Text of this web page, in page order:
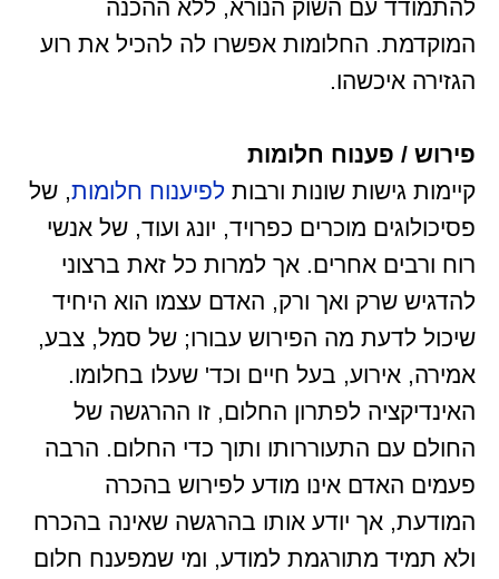
להתמודד עם השוק הנורא, ללא ההכנה
המוקדמת. החלומות אפשרו לה להכיל את רוע
הגזירה איכשהו.
פירוש / פענוח חלומות
קיימות גישות שונות ורבות לפיענוח חלומות, של
פסיכולוגים מוכרים כפרויד, יונג ועוד, של אנשי
רוח ורבים אחרים. אך למרות כל זאת ברצוני
להדגיש שרק ואך ורק, האדם עצמו הוא היחיד
שיכול לדעת מה הפירוש עבורו; של סמל, צבע,
אמירה, אירוע, בעל חיים וכד' שעלו בחלומו.
האינדיקציה לפתרון החלום, זו ההרגשה של
החולם עם התעוררותו ותוך כדי החלום. הרבה
פעמים האדם אינו מודע לפירוש בהכרה
המודעת, אך יודע אותו בהרגשה שאינה בהכרח
ולא תמיד מתורגמת למודע, ומי שמפענח חלום